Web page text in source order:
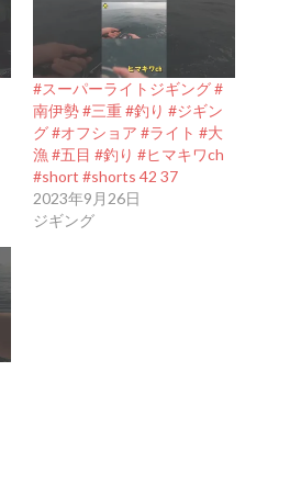
#スーパーライトジギング #
南伊勢 #三重 #釣り #ジギン
グ #オフショア #ライト #大
漁 #五目 #釣り #ヒマキワch
#short #shorts 42 37
2023年9月26日
ジギング